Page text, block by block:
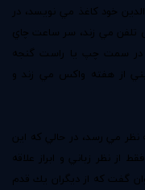
خود كاغذ مي نويسد، در
مي زند، سر ساعت چاي
در سمت چپ يا راست گنجه
از هفته واكس مي زند و
نظر مي رسد، در حالي كه اين
نظر زباني و ابراز علاقه
گفت كه از ديگران يك قدم